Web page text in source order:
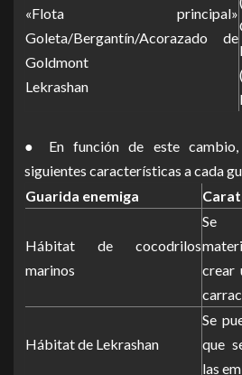
«Flota principal»
Goleta/Bergantín/Acorazado de
Goldmont
Lekrashan
● En función de este cambio,
siguientes características a
Guarida enemiga
Hábitat de cocodrilos
marinos
Se
crear
Hábitat de Lekrashan
Se
que
las